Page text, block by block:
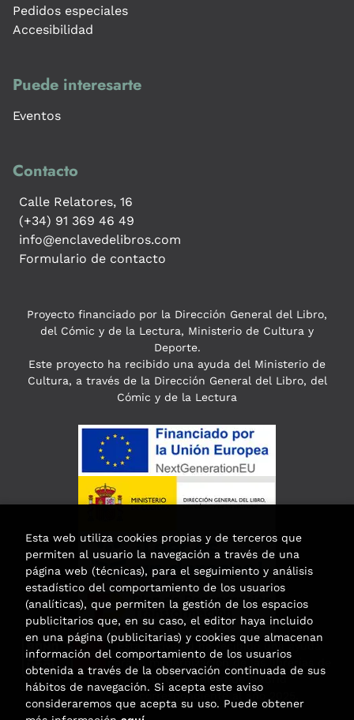
Pedidos especiales
Accesibilidad
Puede interesarte
Eventos
Contacto
Calle Relatores, 16
(+34) 91 369 46 49
info@enclavedelibros.com
Formulario de contacto
Proyecto financiado por la Dirección General del Libro,
del Cómic y de la Lectura, Ministerio de Cultura y
Deporte.
Este proyecto ha recibido una ayuda del Ministerio de
Cultura, a través de la Dirección General del Libro, del
Cómic y de la Lectura
Esta actividad ha recibido una ayuda
para la modernización de las librerías de
la Comunidad de Madrid
correspondiente al año 2025.
Esta web utiliza cookies propias y de terceros que
permiten al usuario la navegación a través de una
página web (técnicas), para el seguimiento y análisis
estadístico del comportamiento de los usuarios
(analíticas), que permiten la gestión de los espacios
publicitarios que, en su caso, el editor haya incluido
en una página (publicitarias) y cookies que almacenan
información del comportamiento de los usuarios
obtenida a través de la observación continuada de sus
hábitos de navegación. Si acepta este aviso
consideraremos que acepta su uso. Puede obtener